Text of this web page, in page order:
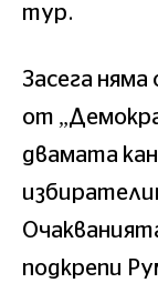
тур.
Засега
от
двамата
подкрепи